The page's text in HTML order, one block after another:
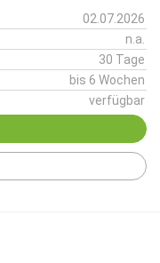
02.07.2026
n.a.
30 Tage
bis 6 Wochen
verfügbar